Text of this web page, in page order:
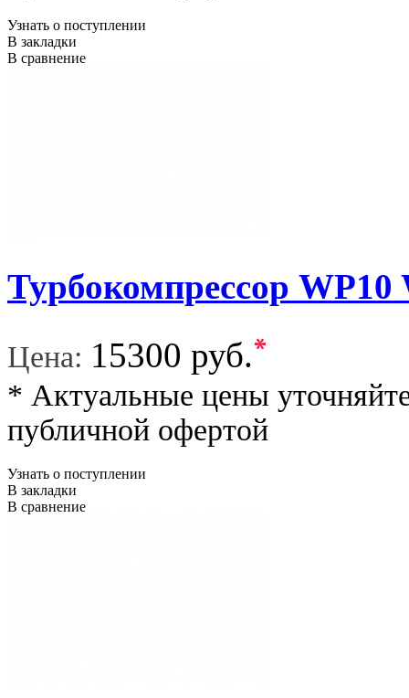
Узнать о поступлении
В закладки
В сравнение
Турбокомпрессор WP10
Цена: 15300 руб.*
* Актуальные цены
публичной офертой
Узнать о поступлении
В закладки
В сравнение